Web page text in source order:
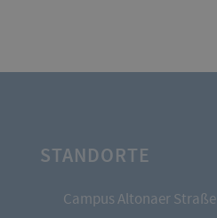
STANDORTE
Campus Altonaer Straße